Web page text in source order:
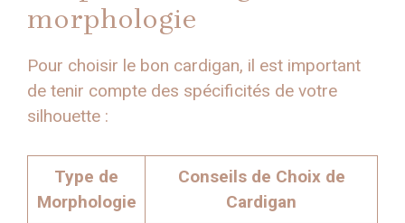
morphologie
Pour choisir le bon cardigan, il est important
de tenir compte des spécificités de votre
silhouette :
Type de
Morphologie
Conseils de Choix de
Cardigan